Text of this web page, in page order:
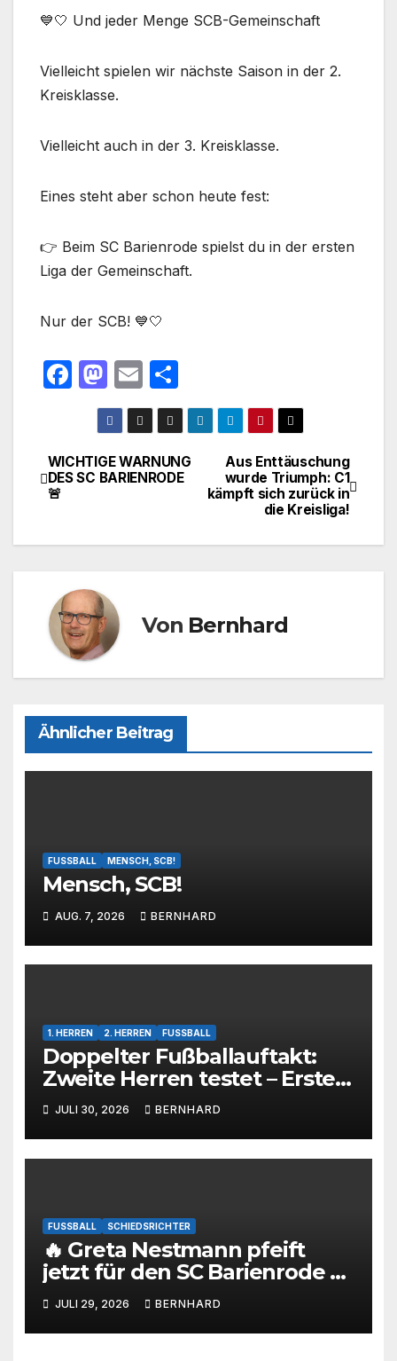
💙🤍 Und jeder Menge SCB-Gemeinschaft
Vielleicht spielen wir nächste Saison in der 2.
Kreisklasse.
Vielleicht auch in der 3. Kreisklasse.
Eines steht aber schon heute fest:
👉 Beim SC Barienrode spielst du in der ersten
Liga der Gemeinschaft.
Nur der SCB! 💙🤍
F
e
b
o
M
a
st
o
d
n
E
m
ail
ei
le
n
Beitragsnavigation
Aus Enttäuschung
wurde Triumph: C1
kämpft sich zurück in
die Kreisliga!
WICHTIGE WARNUNG
DES SC BARIENRODE
🚨
Von Bernhard
Ähnlicher Beitrag
FUSSBALL MENSCH, SCB!
Mensch, SCB!
AUG. 7, 2026 BERNHARD
1. HERREN 2. HERREN FUSSBALL
Doppelter Fußballauftakt:
Zweite Herren testet – Erste
Herren startet im Kreispokal
JULI 30, 2026 BERNHARD
FUSSBALL SCHIEDSRICHTER
🔥 Greta Nestmann pfeift
jetzt für den SC Barienrode –
unsere jüngste
Schiedsrichterin hat die
Prüfung bestanden! 💙🤍⚽
JULI 29, 2026 BERNHARD